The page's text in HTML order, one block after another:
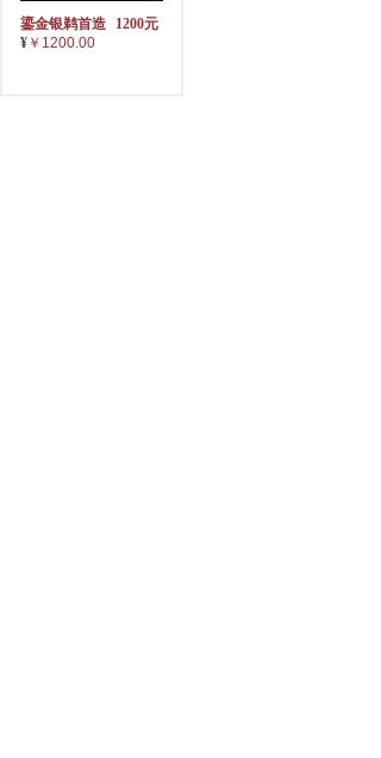
鎏金银鹈首造
1200元
¥ ￥1200.00